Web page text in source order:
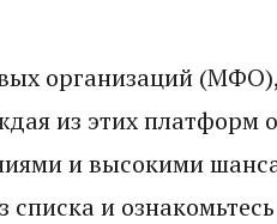
организаций
из этих платформ
и высокими
и ознакомьтесь